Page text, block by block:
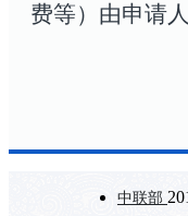
费等）由申请
中联部